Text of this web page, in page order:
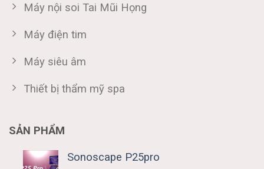
Máy nội soi Tai Mũi Họng
Máy điện tim
Máy siêu âm
Thiết bị thẩm mỹ spa
SẢN PHẨM
Sonoscape P25pro